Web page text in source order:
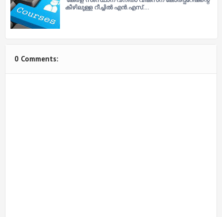
കീഴിലുള്ള റീച്ചിൽ എൻ.എസ്.…
0 Comments: